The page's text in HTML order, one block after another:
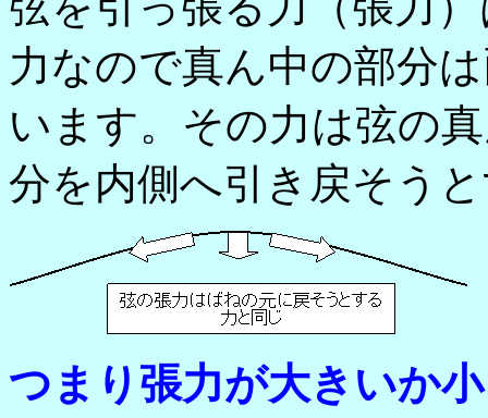
力なので真ん中の部分
います。その力は弦の
分を内側へ引き戻そう
つまり張力が大きいか